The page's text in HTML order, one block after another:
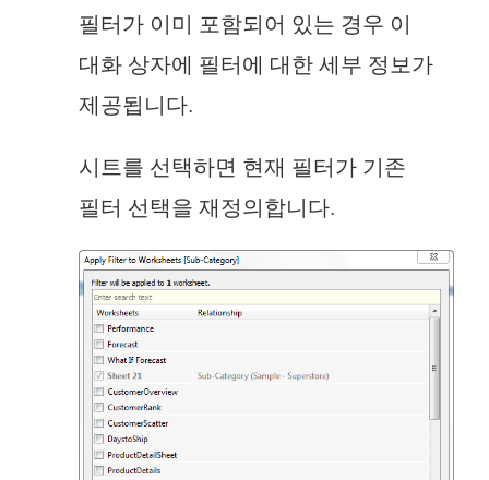
필터가 이미 포함되어 있는 경우 이
대화 상자에 필터에 대한 세부 정보가
제공됩니다.
시트를 선택하면 현재 필터가 기존
필터 선택을 재정의합니다.